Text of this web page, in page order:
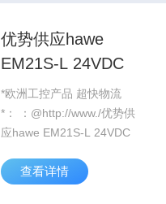
优势供应hawe
EM21S-L 24VDC
*欧洲工控产品 超快物流
*： ：@http://www./优势供
应hawe EM21S-L 24VDC
查看详情